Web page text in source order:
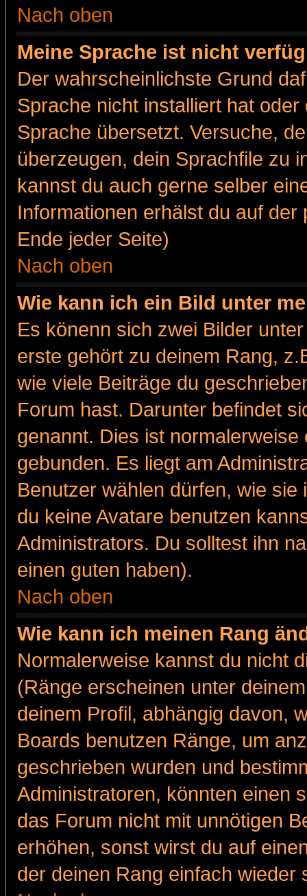
Nach oben
Meine Sprache ist nicht
Der wahrscheinlichste Grund
Sprache nicht installiert hat
Sprache übersetzt. Versuche,
überzeugen, dein Sprachfile zu
kannst du auch gerne selber
Informationen erhälst du auf
Ende jeder Seite)
Nach oben
Wie kann ich ein Bild unter
Es könenn sich zwei Bilder
erste gehört zu deinem Rang,
wie viele Beiträge du
Forum hast. Darunter befindet
genannt. Dies ist
gebunden. Es liegt am
Benutzer wählen dürfen, wie
du keine Avatare benutzen
Administrators. Du solltest ihn
einen guten haben).
Nach oben
Wie kann ich meinen Rang
Normalerweise kannst du nicht
(Ränge erscheinen unter
deinem Profil, abhängig davon,
Boards benutzen Ränge, um
geschrieben wurden und
Administratoren, könnten einen
das Forum nicht mit unnötigen
erhöhen, sonst wirst du auf
der deinen Rang einfach wieder